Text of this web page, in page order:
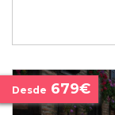
Desde 679€